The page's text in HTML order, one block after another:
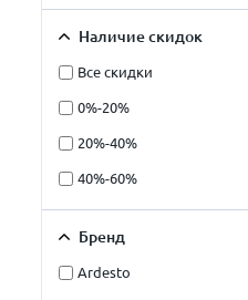
Наличие скидок
Все скидки
0%-20%
20%-40%
40%-60%
Бренд
Ardesto